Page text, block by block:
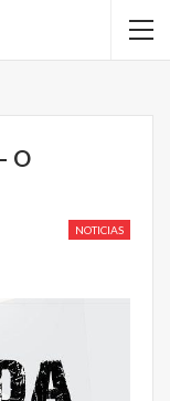
O
NOTICIAS